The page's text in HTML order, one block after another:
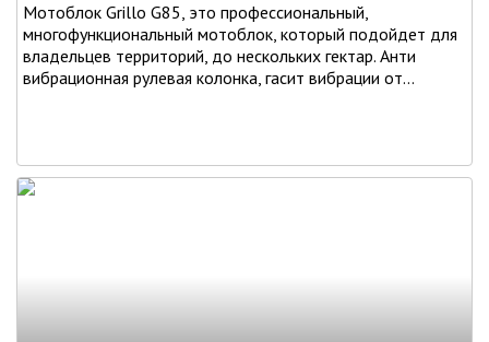
Мотоблок Grillo G85, это профессиональный,
многофункциональный мотоблок, который подойдет для
владельцев территорий, до нескольких гектар. Анти
вибрационная рулевая колонка, гасит вибрации от...